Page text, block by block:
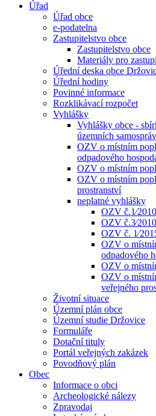
Úřad
Úřad obce
e-podatelna
Zastupitelstvo obce
Zastupitelstvo obce
Materiály pro
Úřední deska obce
Úřední hodiny
Povinné informace
Rozklikávací rozpočet
Vyhlášky
Vyhlášky obce -
územních
OZV o místním
odpadového
OZV o místním
OZV o místním
prostranství
neplatné vyhlášky
OZV
OZV
OZV č.
OZV o
odpadového
OZV o
OZV o
veřejného
Životní situace
Územní plán obce
Územní studie Držovice
Formuláře
Dotační tituly
Portál veřejných zakázek
Povodňový plán
Obec
Informace o obci
Archeologické nálezy
Zpravodaj